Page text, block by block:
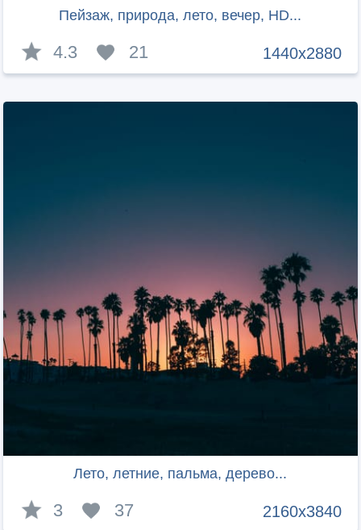
Пейзаж, природа, лето, вечер, HD...
1440x2880
4.3 21
Лето, летние, пальма, дерево...
2160x3840
3 37